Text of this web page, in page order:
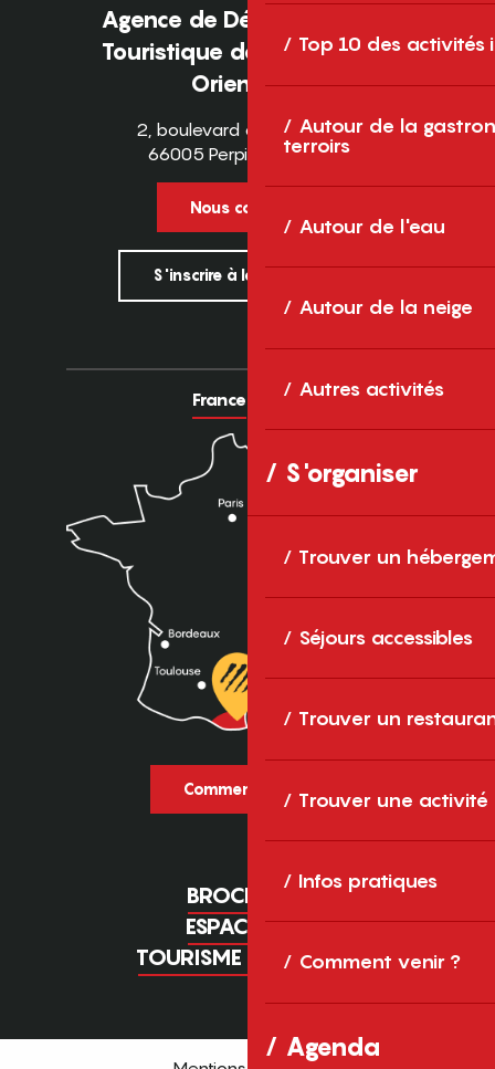
Top 10 des activités
Autour de la
terroirs
Autour de l'eau
Autour de la neige
Autres activités
S'organiser
Trouver un
Séjours accessibles
Trouver un
Trouver une activité
Infos pratiques
Comment venir ?
Agenda
Agence de Développement
Touristique des Pyrénées-
Orientales
2, boulevard des Pyrénées
66005 Perpignan Cedex
Nous contacter
S'inscrire à la newsletter
France Europe
Comment venir ?
BROCHURES
ESPACE PRO
TOURISME D'AFFAIRES